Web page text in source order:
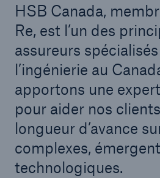
HSB Canada,
Re, est l’un des
assureurs
l’ingénierie au
apportons une
pour aider nos
longueur d’avance
complexes,
technologiques.